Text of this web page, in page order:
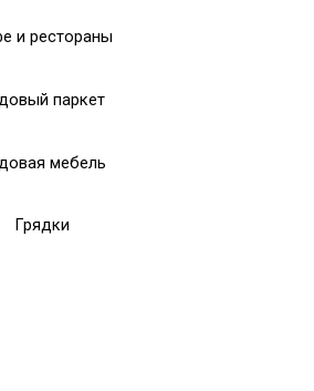
и рестораны
паркет
мебель
Грядки